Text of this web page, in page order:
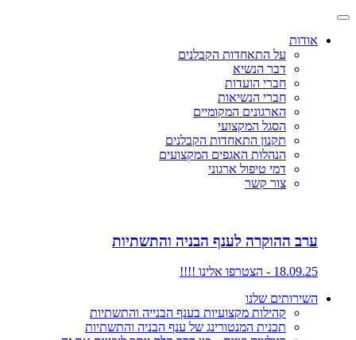
אודות
על התאחדות הקבלנים
דבר הנשיא
חברי הועדות
חברי הנשיאות
הארגונים המקומיים
הסגל המקצועי
תקנון התאחדות הקבלנים
הנהלות האגפים המקצועים
דמי טיפול ארגוני
צור קשר
ערב ההוקרה לענף הבניה והתשתיות
18.09.25 - הצטרפו אלינו !!!!
השירותים שלנו
קהילות מקצועיות בענף הבנייה והתשתיות
תכנית המנטורינג של ענף הבניה והתשתיות